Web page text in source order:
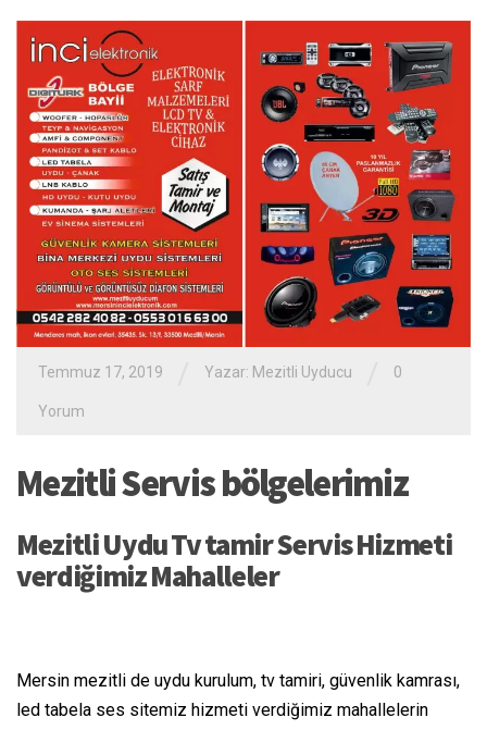
Temmuz 17, 2019 Yazar: Mezitli Uyducu 0
Yorum
Mezitli Servis bölgelerimiz
Mezitli Uydu Tv tamir Servis Hizmeti
verdiğimiz Mahalleler
Mersin mezitli de uydu kurulum, tv tamiri, güvenlik kamrası,
led tabela ses sitemiz hizmeti verdiğimiz mahallelerin